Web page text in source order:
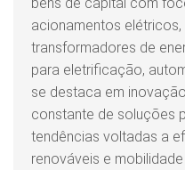
acionamentos
transformadores de
para eletrificação,
se destaca em
constante de soluções
tendências voltadas a
renováveis e